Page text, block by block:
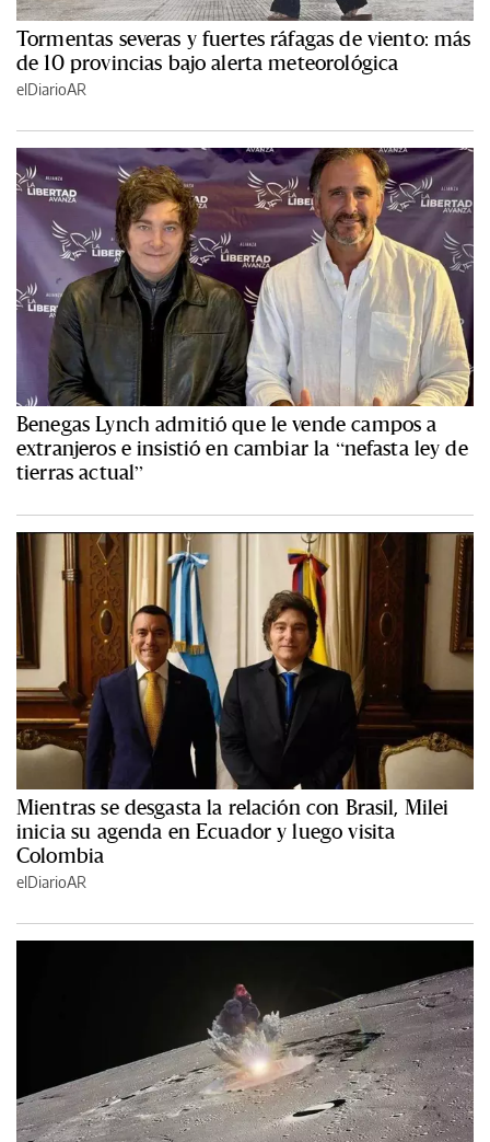
Tormentas severas y fuertes ráfagas de viento: más
de 10 provincias bajo alerta meteorológica
elDiarioAR
Benegas Lynch admitió que le vende campos a
extranjeros e insistió en cambiar la “nefasta ley de
tierras actual”
Mientras se desgasta la relación con Brasil, Milei
inicia su agenda en Ecuador y luego visita
Colombia
elDiarioAR